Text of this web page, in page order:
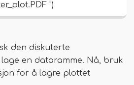
")
den diskuterte
en dataramme. Nå, bruk
for å lagre plottet